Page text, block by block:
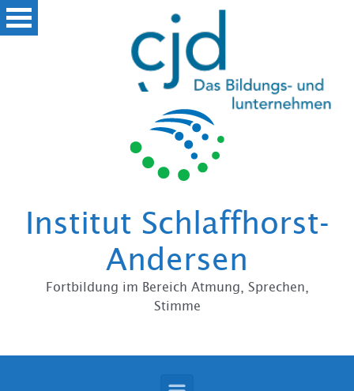
Institut Schlaffhorst-
Andersen
Fortbildung im Bereich Atmung, Sprechen,
Stimme